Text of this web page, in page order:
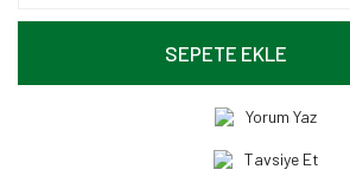
SEPETE EKLE
Yorum Yaz
Tavsiye Et